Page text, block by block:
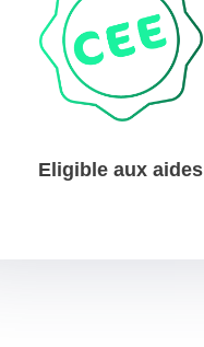
Eligible aux aides